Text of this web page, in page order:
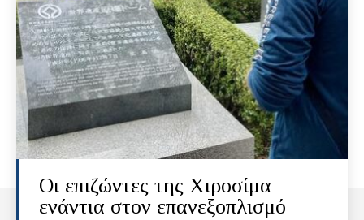
Οι επιζώντες της Χιροσίμα
ενάντια στον επανεξοπλισμό